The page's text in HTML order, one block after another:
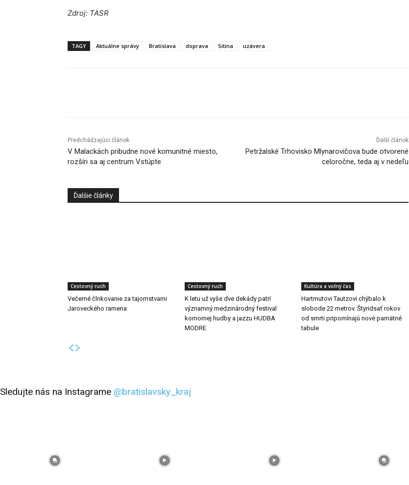
Zdroj: TASR
TAGY Aktuálne správy Bratislava doprava Sitina uzávera
Predchádzajúci článok
V Malackách pribudne nové komunitné miesto,
rozšíri sa aj centrum Vstúpte
Ďalší článok
Petržalské Trhovisko Mlynarovičova bude otvorené
celoročne, teda aj v nedeľu
Ďalšie články
Cestovný ruch
Večerné člnkovanie za tajomstvami
Jaroveckého ramena
Cestovný ruch
K letu už vyše dve dekády patrí
významný medzinárodný festival
komornej hudby a jazzu HUDBA
MODRE
Kultúra a voľný čas
Hartmutovi Tautzovi chýbalo k
slobode 22 metrov. Štyridsať rokov
od smrti pripomínajú nové pamätné
tabule
Sledujte nás na Instagrame @bratislavsky_kraj